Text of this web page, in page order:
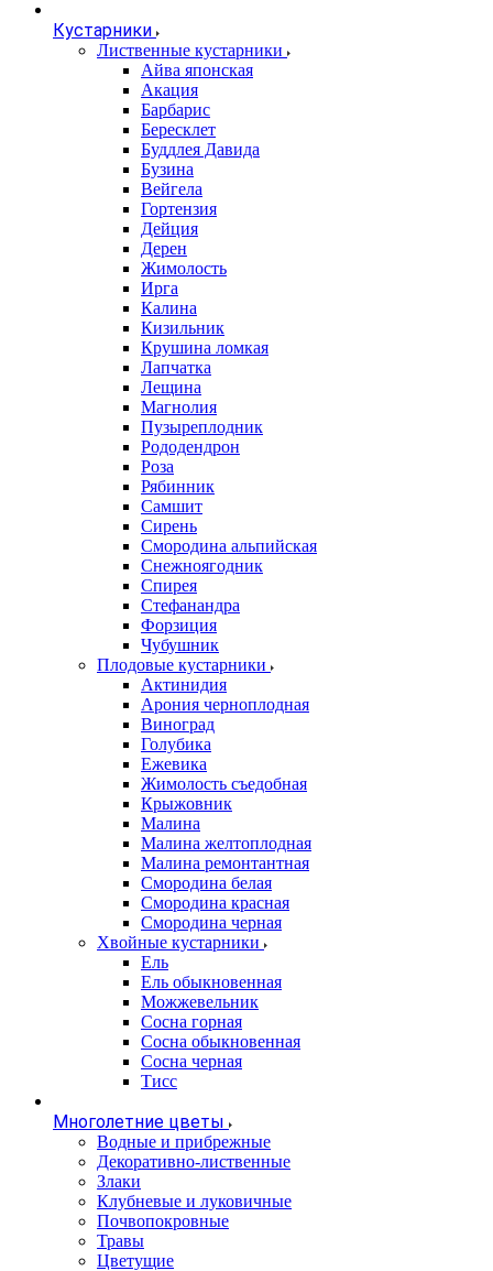
Кустарники
Лиственные кустарники
Айва японская
Акация
Барбарис
Бересклет
Буддлея Давида
Бузина
Вейгела
Гортензия
Дейция
Дерен
Жимолость
Ирга
Калина
Кизильник
Крушина ломкая
Лапчатка
Лещина
Магнолия
Пузыреплодник
Рододендрон
Роза
Рябинник
Самшит
Сирень
Смородина альпийская
Снежноягодник
Спирея
Стефанандра
Форзиция
Чубушник
Плодовые кустарники
Актинидия
Арония черноплодная
Виноград
Голубика
Ежевика
Жимолость съедобная
Крыжовник
Малина
Малина желтоплодная
Малина ремонтантная
Смородина белая
Смородина красная
Смородина черная
Хвойные кустарники
Ель
Ель обыкновенная
Можжевельник
Сосна горная
Сосна обыкновенная
Сосна черная
Тисс
Многолетние цветы
Водные и прибрежные
Декоративно-лиственные
Злаки
Клубневые и луковичные
Почвопокровные
Травы
Цветущие